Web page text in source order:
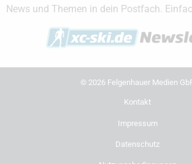
News und Themen in dein Postfach.
© 2026 Felgenhauer Medien
Kontakt
Impressum
Datenschutz